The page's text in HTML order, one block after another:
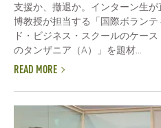
支援か、撤退か。インターン生
博教授が担当する「国際ボラン
ド・ビジネス・スクールのケー
のタンザニア（A）」を題材...
READ MORE